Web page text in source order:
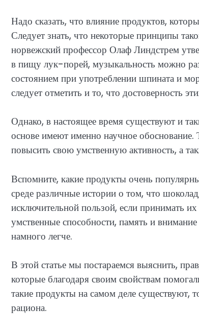
Надо сказать, что влияние продуктов,
Следует знать, что некоторые принципы
норвежский профессор Олаф Линдстрем
в пищу лук-порей, музыкальность можно
состоянием при употреблении шпината и
следует отметить и то, что достоверность
Однако, в настоящее время существуют и
основе имеют именно научное
повысить свою умственную активность, а
Вспомните, какие продукты очень
среде различные истории о том, что
исключительной пользой, если принимать
умственные способности, память и
намного легче.
В этой статье мы постараемся выяснить,
которые благодаря своим свойствам
такие продукты на самом деле существуют,
рациона.